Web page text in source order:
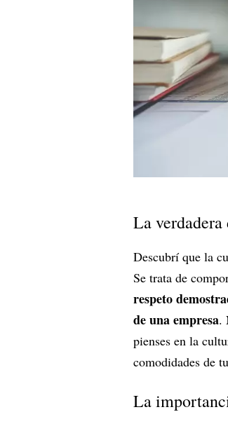
La
Descubrí que la
Se trata de
respeto
de una empresa.
pienses en la
comodidades de
La